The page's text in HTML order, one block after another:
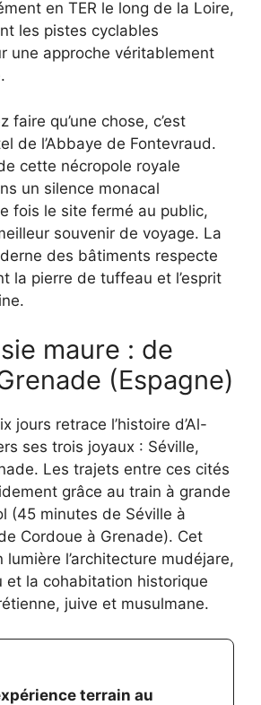
en TER le long de la Loire,
les pistes cyclables
une approche véritablement
faire qu’une chose, c’est
de l’Abbaye de Fontevraud.
cette nécropole royale
un silence monacal
fois le site fermé au public,
souvenir de voyage. La
des bâtiments respecte
la pierre de tuffeau et l’esprit
maure : de
(Espagne)
jours retrace l’histoire d’Al-
ses trois joyaux : Séville,
Les trajets entre ces cités
grâce au train à grande
(45 minutes de Séville à
Cordoue à Grenade). Cet
l’architecture mudéjare,
et la cohabitation historique
juive et musulmane.
terrain au